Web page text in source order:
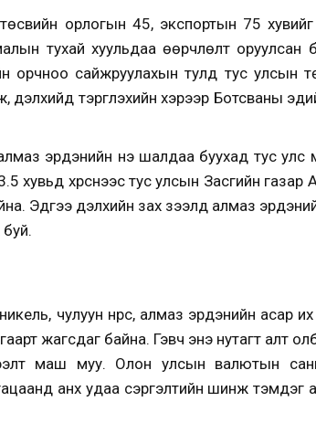
орлогын 45, экспортын 75
тухай хуульдаа өөрчлөлт оруулсан
орчноо сайжруулахын тулд тус улсын
тэргүүлэхийн хэрээр Ботсваны
эрдэнийн үнэ шалдаа буухад тус улс
хувьд хүрснээс тус улсын Засгийн газар
Эдүгээ дэлхийн зах зээлд алмаз
чулуун нүүрс, алмаз эрдэнийн асар
жагсдаг байна. Гэвч энэ нутагт алт
маш муу. Олон улсын валютын
анх удаа сэргэлтийн шинж тэмдэг